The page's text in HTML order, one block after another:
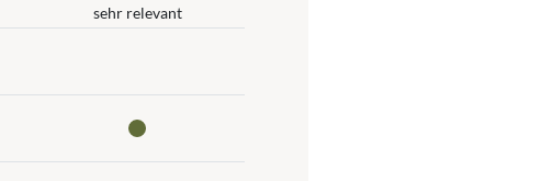
sehr relevant